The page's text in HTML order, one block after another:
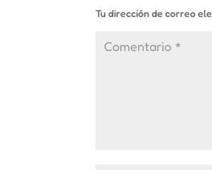
Tu dirección de correo